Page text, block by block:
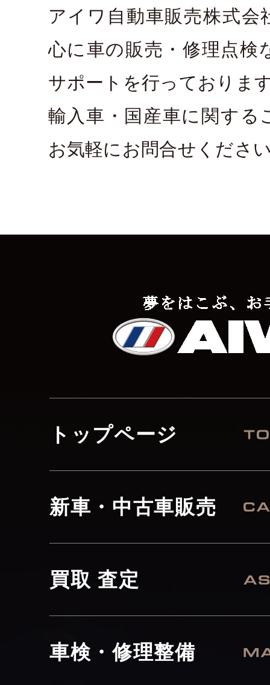
アイワ自動車販売株式会
心に車の販売・修理点検
サポートを行っておりま
輸入車・国産車に関する
お気軽にお問合せくださ
トップページ
新車・中古車販売
買取 査定
車検・修理整備